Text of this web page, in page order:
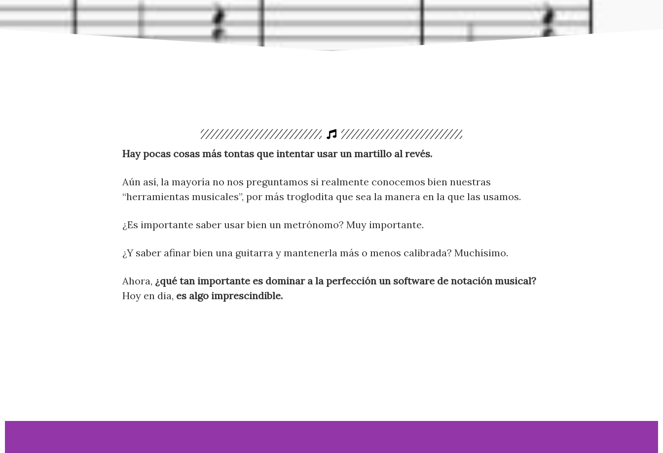
Hay pocas cosas más tontas que intentar usar un martillo al revés.
Aún así, la mayoría no nos preguntamos si realmente conocemos bien nuestras
“herramientas musicales”, por más troglodita que sea la manera en la que las usamos.
¿Es importante saber usar bien un metrónomo? Muy importante.
¿Y saber afinar bien una guitarra y mantenerla más o menos calibrada? Muchísimo.
Ahora, ¿qué tan importante es dominar a la perfección un software de notación musical?
Hoy en dia, es algo imprescindible.